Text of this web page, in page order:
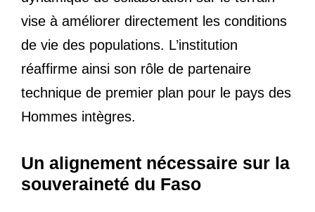
vise à améliorer directement les conditions
de vie des populations. L’institution
réaffirme ainsi son rôle de partenaire
technique de premier plan pour le pays des
Hommes intègres.
Un alignement nécessaire sur la
souveraineté du Faso